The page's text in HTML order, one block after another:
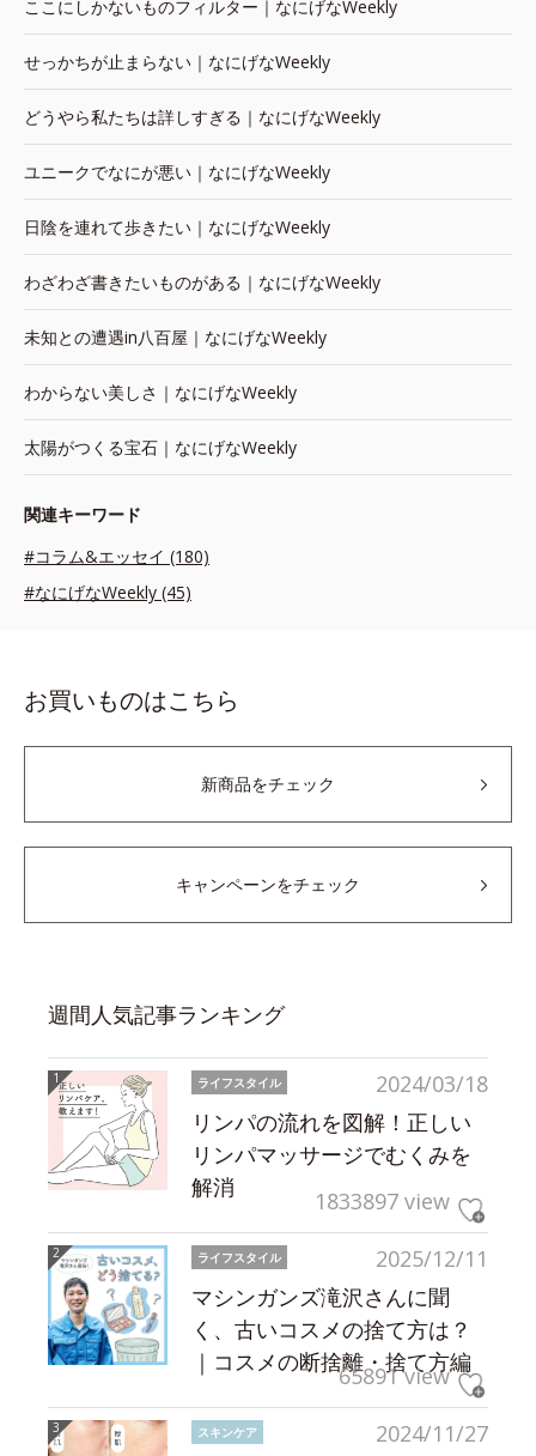
ここにしかないものフィルター｜なにげなWeekly
せっかちが止まらない｜なにげなWeekly
どうやら私たちは詳しすぎる｜なにげなWeekly
ユニークでなにが悪い｜なにげなWeekly
日陰を連れて歩きたい｜なにげなWeekly
わざわざ書きたいものがある｜なにげなWeekly
未知との遭遇in八百屋｜なにげなWeekly
わからない美しさ｜なにげなWeekly
太陽がつくる宝石｜なにげなWeekly
関連キーワード
#コラム&エッセイ (180)
#なにげなWeekly (45)
お買いものはこちら
新商品をチェック
キャンペーンをチェック
週間人気記事ランキング
2024/03/18
ライフスタイル
リンパの流れを図解！正しい
リンパマッサージでむくみを
解消
1833897 view
2025/12/11
ライフスタイル
マシンガンズ滝沢さんに聞
く、古いコスメの捨て方は？
｜コスメの断捨離・捨て方編
65891 view
2024/11/27
スキンケア